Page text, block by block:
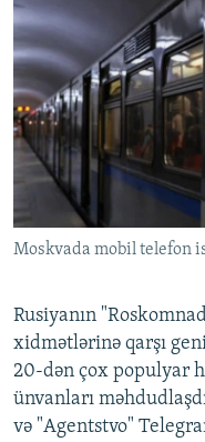
Moskvada mobil telefon
Rusiyanın
xidmətlərinə qarşı
20-dən çox populyar
ünvanları
və "Agentstvo"